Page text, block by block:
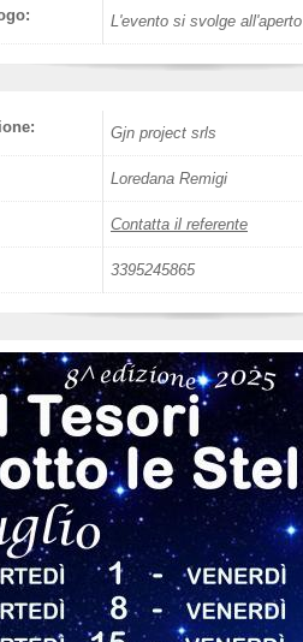
L'evento si svolge all'aperto
Gjn project srls
Loredana Remigi
Contatta il referente
3395245865